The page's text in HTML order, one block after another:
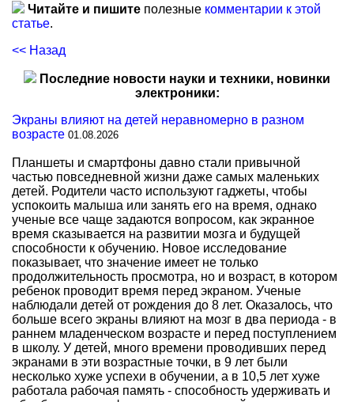
Читайте и пишите полезные комментарии к этой
статье.
<< Назад
Последние новости науки и техники, новинки
электроники:
Экраны влияют на детей неравномерно в разном
возрасте 01.08.2026
Планшеты и смартфоны давно стали привычной
частью повседневной жизни даже самых маленьких
детей. Родители часто используют гаджеты, чтобы
успокоить малыша или занять его на время, однако
ученые все чаще задаются вопросом, как экранное
время сказывается на развитии мозга и будущей
способности к обучению. Новое исследование
показывает, что значение имеет не только
продолжительность просмотра, но и возраст, в котором
ребенок проводит время перед экраном. Ученые
наблюдали детей от рождения до 8 лет. Оказалось, что
больше всего экраны влияют на мозг в два периода - в
раннем младенческом возрасте и перед поступлением
в школу. У детей, много времени проводивших перед
экранами в эти возрастные точки, в 9 лет были
несколько хуже успехи в обучении, а в 10,5 лет хуже
работала рабочая память - способность удерживать и